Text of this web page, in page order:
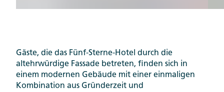
Gäste, die das Fünf-Sterne-Hotel durch die
altehrwürdige Fassade betreten, finden sich in
einem modernen Gebäude mit einer einmaligen
Kombination aus Gründerzeit und